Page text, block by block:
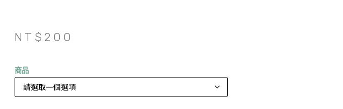
NT$ 200
商品